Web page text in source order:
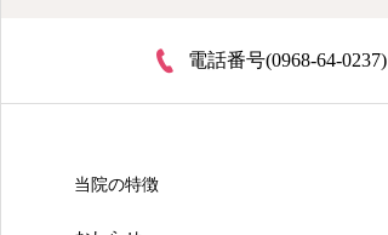
電話番号(0968-64-0237)
当院の特徴